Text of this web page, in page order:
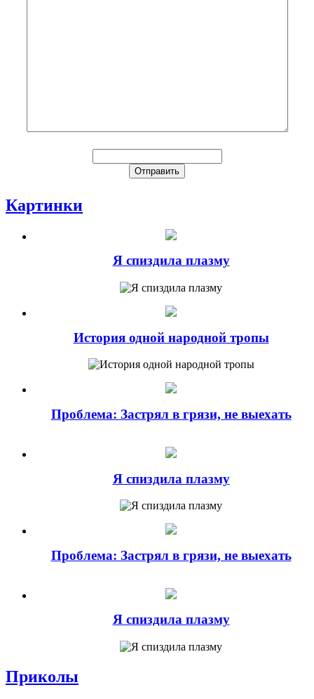
Картинки
Я спиздила плазму
История одной народной тропы
Проблема: Застрял в грязи, не выехать
Я спиздила плазму
Проблема: Застрял в грязи, не выехать
Я спиздила плазму
Приколы